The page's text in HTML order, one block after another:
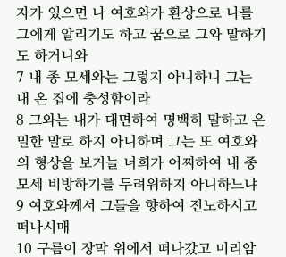
자가 있으면 나 여호와가 환상으로 나를
그에게 알리기도 하고 꿈으로 그와 말하기
도 하거니와
7 내 종 모세와는 그렇지 아니하니 그는
내 온 집에 충성함이라
8 그와는 내가 대면하여 명백히 말하고 은
밀한 말로 하지 아니하며 그는 또 여호와
의 형상을 보거늘 너희가 어찌하여 내 종
모세 비방하기를 두려워하지 아니하느냐
9 여호와께서 그들을 향하여 진노하시고
떠나시매
10 구름이 장막 위에서 떠나갔고 미리암